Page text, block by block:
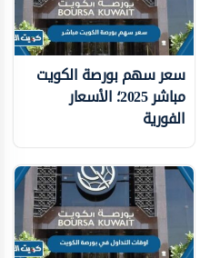
سعر سهم بورصة الكويت
مباشر 2025؛ الأسعار
الفورية